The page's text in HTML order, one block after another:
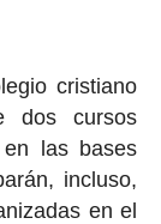
cristiano
dos cursos
las bases
incluso,
en el